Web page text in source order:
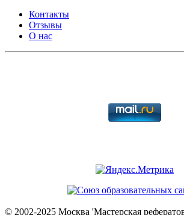
Контакты
Отзывы
О нас
© 2002-2025 Москва 'Мастерская